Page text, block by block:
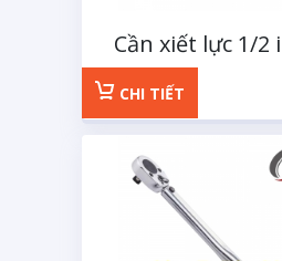
Cần xiết lực 1/2
210Nm
CHI TIẾT